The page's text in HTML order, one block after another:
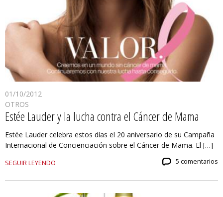
01/10/2012
OTROS
Estée Lauder y la lucha contra el Cáncer de Mama
Estée Lauder celebra estos días el 20 aniversario de su Campaña
Internacional de Concienciación sobre el Cáncer de Mama. El […]
SEGUIR LEYENDO 5 comentarios